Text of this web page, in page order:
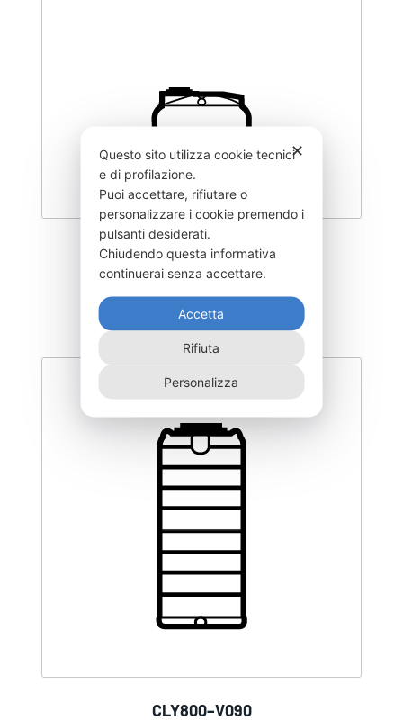
CLY3000-P180
765,00€
CLY800–V090
✕
Questo sito utilizza cookie tecnici
e di profilazione.
Puoi accettare, rifiutare o
personalizzare i cookie premendo i
pulsanti desiderati.
Chiudendo questa informativa
continuerai senza accettare.
Accetta
Rifiuta
Personalizza